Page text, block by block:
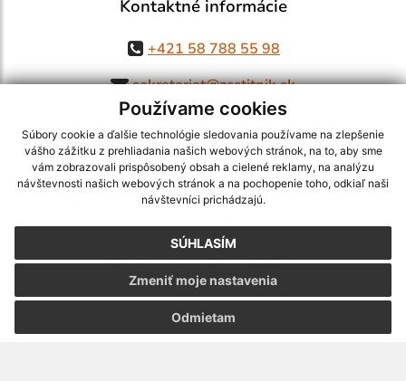
Používame cookies
Súbory cookie a ďalšie technológie sledovania používame na zlepšenie
vášho zážitku z prehliadania našich webových stránok, na to, aby sme
vám zobrazovali prispôsobený obsah a cielené reklamy, na analýzu
návštevnosti našich webových stránok a na pochopenie toho, odkiaľ naši
návštevníci prichádzajú.
SÚHLASÍM
Odmietam
Zmeniť moje nastavenia
Kontaktné informácie
+421 58 788 55 98
sekretariat@zsstitnik.sk
využite možnosť získavania aktuálnych informácií s využitím RSS
CMS systém (redakčný) systém ECHELON 2,Mapa stránok,web portál
webex.digital, s.r.o.,domény,registrácia domény
Posledná aktualizácia:27.07.2026
Vytlačiť stránku|Vyhlásenie o prístupnosti